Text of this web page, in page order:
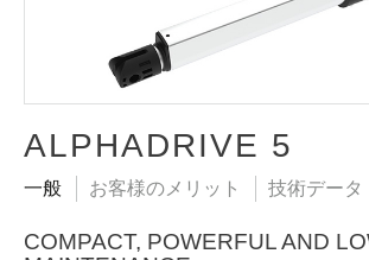
ALPHADRIVE 5
一般 お客様のメリット 技術データ
COMPACT, POWERFUL AND